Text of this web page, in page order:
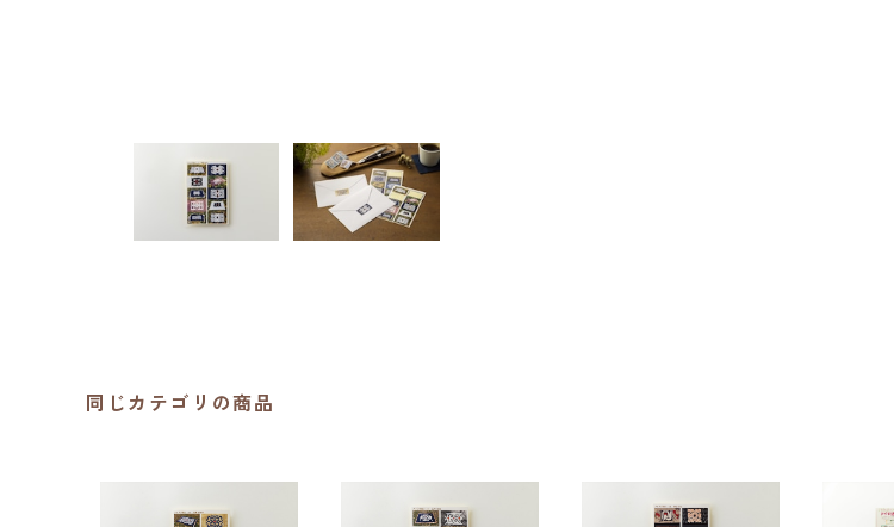
同じカテゴリの商品